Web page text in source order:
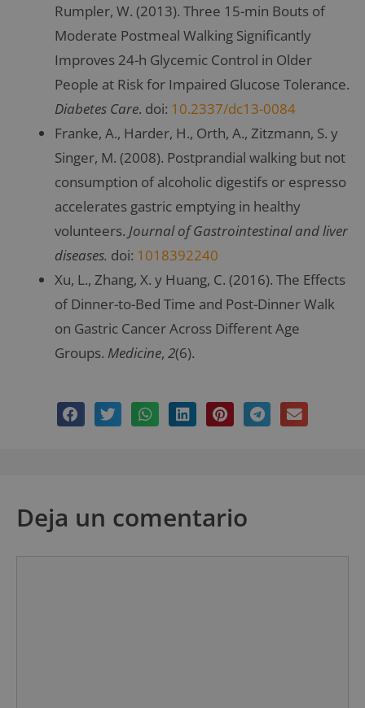
Rumpler, W. (2013). Three 15-min Bouts of
Moderate Postmeal Walking Significantly
Improves 24-h Glycemic Control in Older
People at Risk for Impaired Glucose Tolerance.
Diabetes Care. doi: 10.2337/dc13-0084
Franke, A., Harder, H., Orth, A., Zitzmann, S. y
Singer, M. (2008). Postprandial walking but not
consumption of alcoholic digestifs or espresso
accelerates gastric emptying in healthy
volunteers. Journal of Gastrointestinal and liver
diseases. doi: 1018392240
Xu, L., Zhang, X. y Huang, C. (2016). The Effects
of Dinner-to-Bed Time and Post-Dinner Walk
on Gastric Cancer Across Different Age
Groups. Medicine, 2(6).
Deja un comentario